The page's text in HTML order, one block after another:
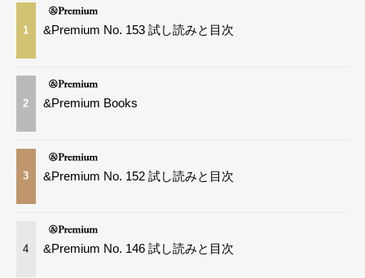
1 &Premium No. 153 試し読みと目次
2 &Premium Books
3 &Premium No. 152 試し読みと目次
4 &Premium No. 146 試し読みと目次